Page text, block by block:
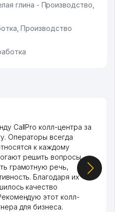
глина - Производство,
Производство
CallPro колл-центра за
Операторы всегда
к каждому
решить вопросы.
грамотную речь,
Благодаря их
качество
этот колл-
для бизнеса.